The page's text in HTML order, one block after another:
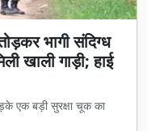
भागी संदिग्ध
खाली गाड़ी; हाई
एक बड़ी सुरक्षा चूक का